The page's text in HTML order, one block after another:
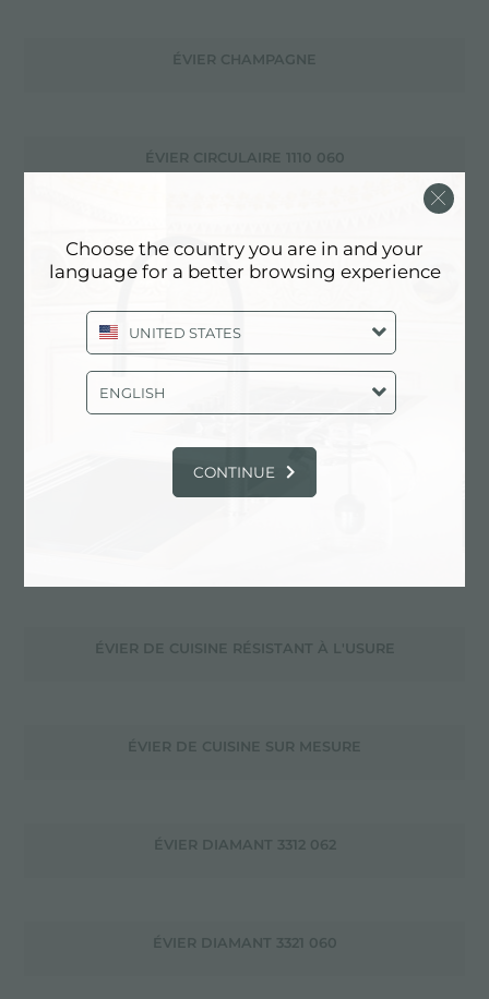
ÉVIER CHAMPAGNE
ÉVIER CIRCULAIRE 1110 060
ÉVIER CQ 1222 000
ÉVIER D'ANGLE 3308 060
ÉVIER DE CUISINE DE GRANDE TAILLE
ÉVIER DE CUISINE RÉSISTANT À L'USURE
ÉVIER DE CUISINE SUR MESURE
ÉVIER DIAMANT 3312 062
ÉVIER DIAMANT 3321 060
Choose the country you are in and your
language for a better browsing experience
UNITED STATES
ENGLISH
CONTINUE